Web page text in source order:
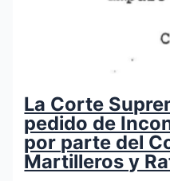
La Corte
pedido de
por parte del
Martilleros y